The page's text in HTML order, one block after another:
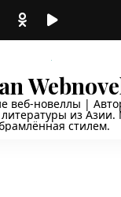
веб-новеллы |
из
стилем.